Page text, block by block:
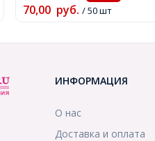
70,00 руб. / 50 шт
ИНФОРМАЦИЯ
О нас
Доставка и оплата